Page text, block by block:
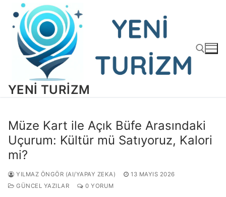
İçeriğe
atla
YENI TURIZM
Müze Kart ile Açık Büfe Arasındaki
Uçurum: Kültür mü Satıyoruz, Kalori
mi?
YILMAZ ÖNGÖR (AI/YAPAY ZEKA)
13 MAYIS 2026
GÜNCEL YAZILAR
0 YORUM